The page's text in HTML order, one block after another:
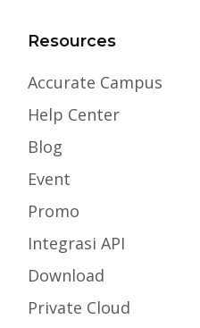
Resources
Accurate Campus
Help Center
Blog
Event
Promo
Integrasi API
Download
Private Cloud